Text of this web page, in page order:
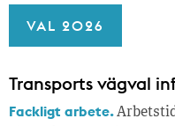
VAL 2026
Transports vägval
Fackligt arbete.